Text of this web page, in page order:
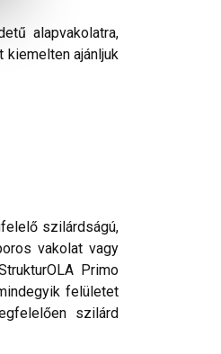
alapvakolatra,
ajánljuk
szilárdságú,
vakolat vagy
Primo
felületet
szilárd